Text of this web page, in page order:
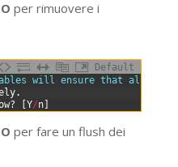
per rimuovere i
Default
will ensure that all
.
? Y/n]
per fare un flush dei